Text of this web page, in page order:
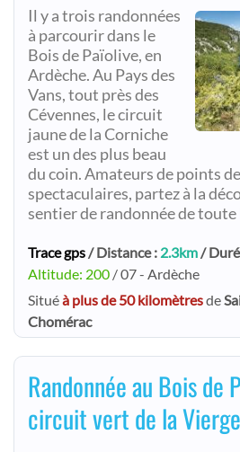
Il y a trois randonnées
à parcourir dans le
Bois de Païolive, en
Ardèche. Au Pays des
Vans, tout près des
Cévennes, le circuit
jaune de la Corniche
est un des plus beau
du coin. Amateurs de points
spectaculaires, partez à la
sentier de randonnée de toute
Trace gps/ Distance : 2.3km/
Altitude: 200 / 07 - Ardèche
Situéà plus de 50 kilomètresde
Chomérac
Randonnée au Bois de
circuit vert de la Vierge